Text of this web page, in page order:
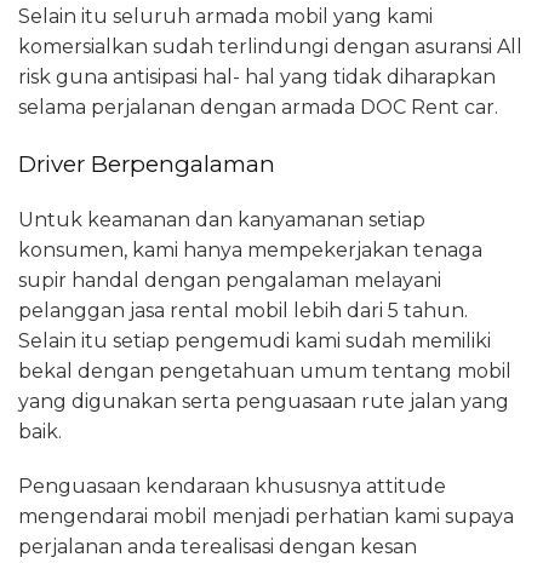
Selain itu seluruh armada mobil yang kami
komersialkan sudah terlindungi dengan asuransi All
risk guna antisipasi hal- hal yang tidak diharapkan
selama perjalanan dengan armada DOC Rent car.
Driver Berpengalaman
Untuk keamanan dan kanyamanan setiap
konsumen, kami hanya mempekerjakan tenaga
supir handal dengan pengalaman melayani
pelanggan jasa rental mobil lebih dari 5 tahun.
Selain itu setiap pengemudi kami sudah memiliki
bekal dengan pengetahuan umum tentang mobil
yang digunakan serta penguasaan rute jalan yang
baik.
Penguasaan kendaraan khususnya attitude
mengendarai mobil menjadi perhatian kami supaya
perjalanan anda terealisasi dengan kesan